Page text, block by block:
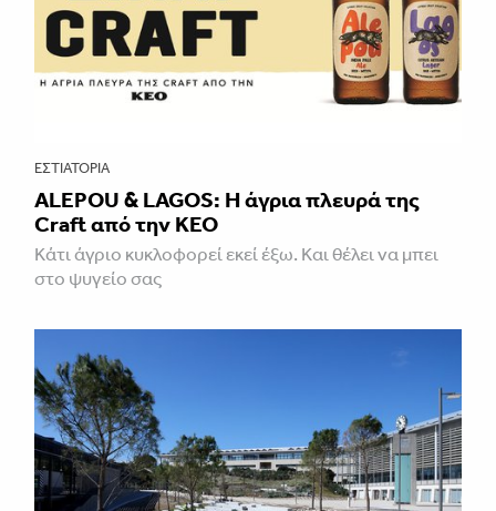
ΕΣΤΙΑΤΌΡΙΑ
ALEPOU & LAGOS: Η άγρια πλευρά της
Craft από την ΚΕΟ
Κάτι άγριο κυκλοφορεί εκεί έξω. Και θέλει να μπει
στο ψυγείο σας